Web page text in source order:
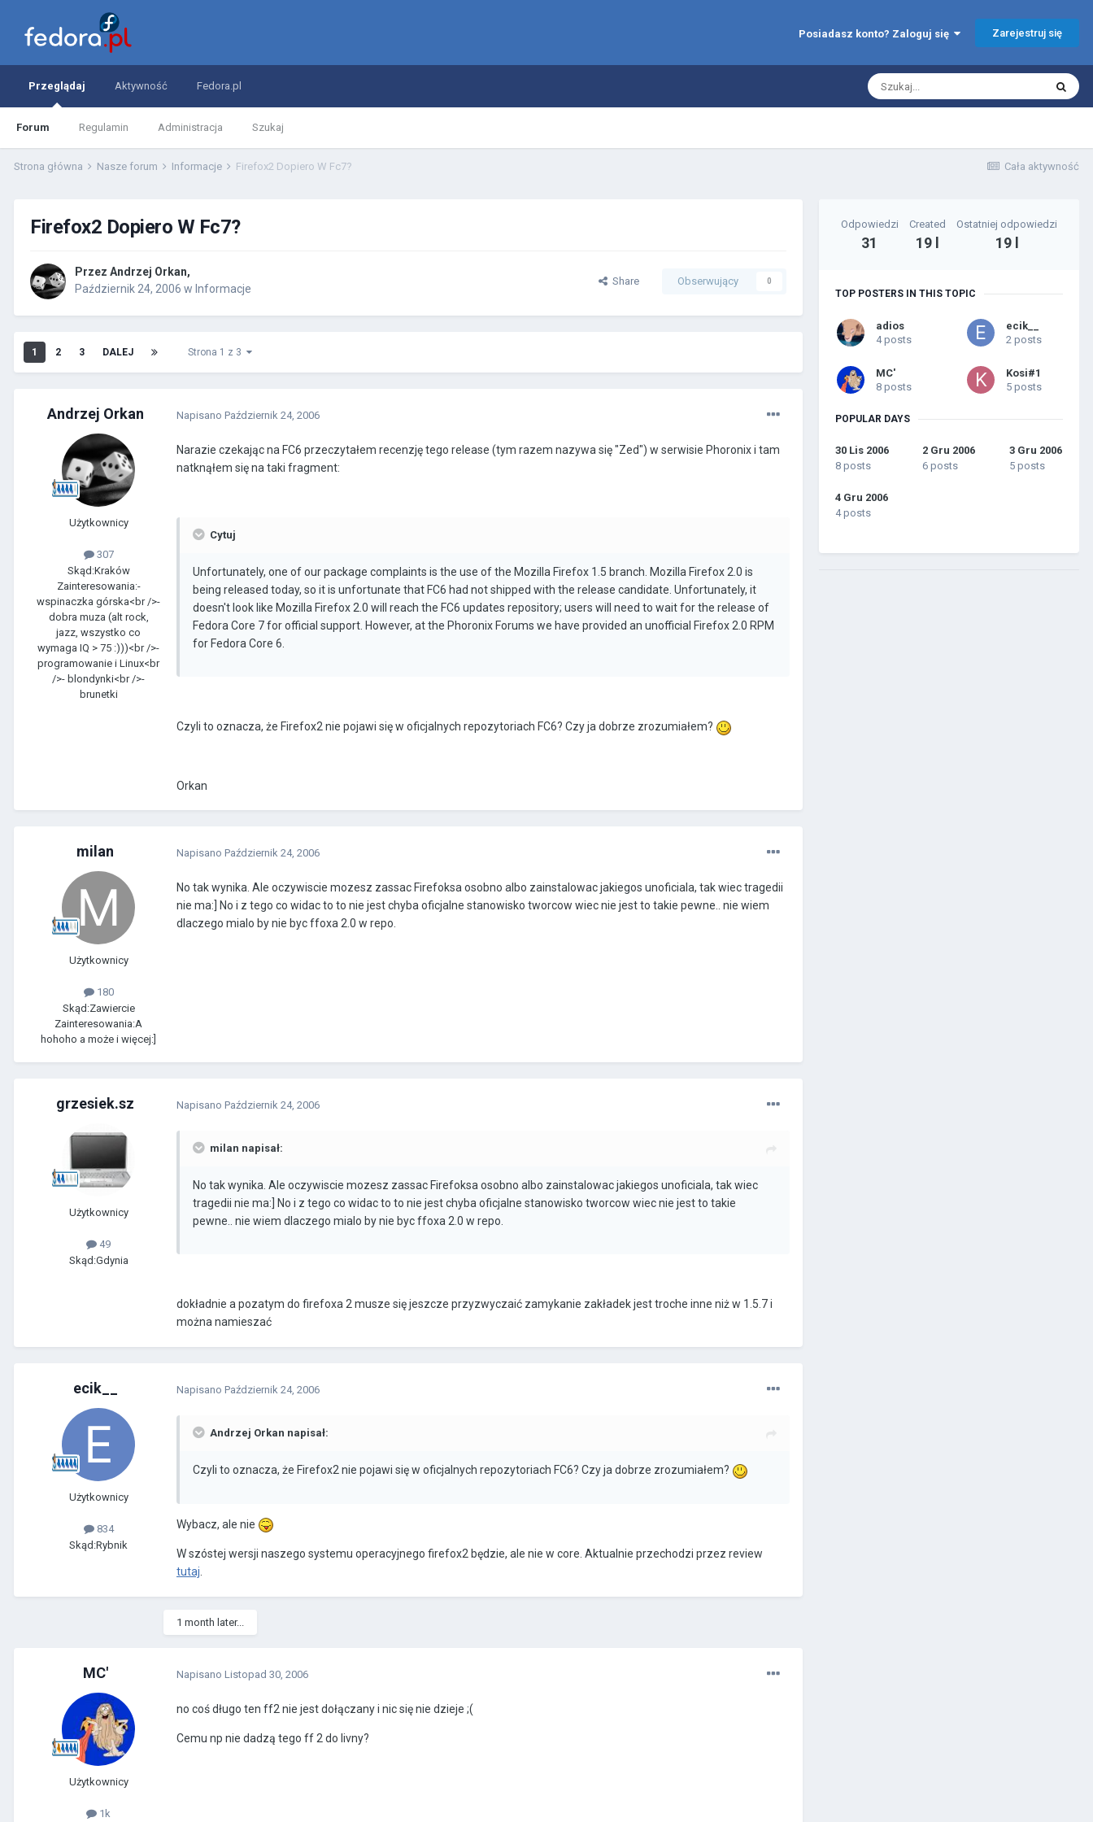
Posiadasz konto? Zaloguj się Zarejestruj się
Przeglądaj
Forum Regulamin Administracja Szukaj
Aktywność Fedora.pl
Cała aktywność
Strona główna Nasze forum Informacje Firefox2 Dopiero W Fc7?
Firefox2 Dopiero W Fc7?
Przez Andrzej Orkan,
Październik 24, 2006 w Informacje
Share Obserwujący 0
1 2 3 DALEJ Strona 1 z 3
Andrzej Orkan
Użytkownicy
307
Skąd:Kraków
Zainteresowania:-
wspinaczka górska<br />-
dobra muza (alt rock,
jazz, wszystko co
wymaga IQ > 75 :)))<br />-
programowanie i Linux<br
/>- blondynki<br />-
brunetki
Napisano Październik 24, 2006
Narazie czekając na FC6 przeczytałem recenzję tego release (tym razem nazywa się "Zed") w serwisie Phoronix i tam
natknąłem się na taki fragment:
Cytuj
Unfortunately, one of our package complaints is the use of the Mozilla Firefox 1.5 branch. Mozilla Firefox 2.0 is
being released today, so it is unfortunate that FC6 had not shipped with the release candidate. Unfortunately, it
doesn't look like Mozilla Firefox 2.0 will reach the FC6 updates repository; users will need to wait for the release of
Fedora Core 7 for official support. However, at the Phoronix Forums we have provided an unofficial Firefox 2.0 RPM
for Fedora Core 6.
Czyli to oznacza, że Firefox2 nie pojawi się w oficjalnych repozytoriach FC6? Czy ja dobrze zrozumiałem?
Orkan
milan
Użytkownicy
180
Skąd:Zawiercie
Zainteresowania:A
hohoho a może i więcej:]
Napisano Październik 24, 2006
No tak wynika. Ale oczywiscie mozesz zassac Firefoksa osobno albo zainstalowac jakiegos unoficiala, tak wiec tragedii
nie ma:] No i z tego co widac to to nie jest chyba oficjalne stanowisko tworcow wiec nie jest to takie pewne.. nie wiem
dlaczego mialo by nie byc ffoxa 2.0 w repo.
grzesiek.sz
Użytkownicy
49
Skąd:Gdynia
Napisano Październik 24, 2006
milan napisał:
No tak wynika. Ale oczywiscie mozesz zassac Firefoksa osobno albo zainstalowac jakiegos unoficiala, tak wiec
tragedii nie ma:] No i z tego co widac to to nie jest chyba oficjalne stanowisko tworcow wiec nie jest to takie
pewne.. nie wiem dlaczego mialo by nie byc ffoxa 2.0 w repo.
dokładnie a pozatym do firefoxa 2 musze się jeszcze przyzwyczaić zamykanie zakładek jest troche inne niż w 1.5.7 i
można namieszać
ecik__
Użytkownicy
834
Skąd:Rybnik
Napisano Październik 24, 2006
Andrzej Orkan napisał:
Czyli to oznacza, że Firefox2 nie pojawi się w oficjalnych repozytoriach FC6? Czy ja dobrze zrozumiałem?
Wybacz, ale nie
W szóstej wersji naszego systemu operacyjnego firefox2 będzie, ale nie w core. Aktualnie przechodzi przez review
tutaj
1 month later...
MC'
Użytkownicy
1k
Napisano Listopad 30, 2006
no coś długo ten ff2 nie jest dołączany i nic się nie dzieje ;(
Cemu np nie dadzą tego ff 2 do livny?
Odpowiedzi
31
Created
19 l
Ostatniej odpowiedzi
19 l
TOP POSTERS IN THIS TOPIC
adios
4 posts
ecik__
2 posts
MC'
8 posts
Kosi#1
5 posts
POPULAR DAYS
30 Lis 2006
8 posts
2 Gru 2006
6 posts
3 Gru 2006
5 posts
4 Gru 2006
4 posts